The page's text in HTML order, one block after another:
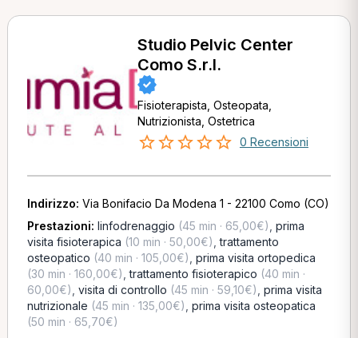
Studio Pelvic Center
Como S.r.l.
Fisioterapista, Osteopata,
Nutrizionista, Ostetrica
0 Recensioni
Indirizzo: Via Bonifacio Da Modena 1 - 22100 Como (CO)
Prestazioni: linfodrenaggio (45 min · 65,00€) prima
visita fisioterapica (10 min · 50,00€) ,trattamento
osteopatico (40 min · 105,00€) prima visita ortopedica
(30 min · 160,00€) ,trattamento fisioterapico (40 min ·
60,00€) visita di controllo (45 min · 59,10€) prima visita
nutrizionale (45 min · 135,00€) prima visita osteopatica
(50 min · 65,70€)